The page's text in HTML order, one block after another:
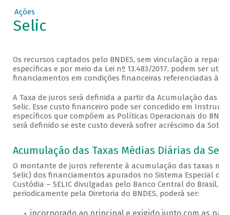
Ações
Selic
Os recursos captados pelo BNDES, sem vinculação a
específicas e por meio da Lei nº 13.483/2017, podem ser
financiamentos em condições financeiras referenciadas à
A Taxa de juros será definida a partir da Acumulação das
Selic. Esse custo financeiro pode ser concedido em
específicos que compõem as Políticas Operacionais do
será definido se este custo deverá sofrer acréscimo da
Acumulação das Taxas Médias Diárias da Selic
O montante de juros referente à acumulação das taxas
Selic) dos financiamentos apurados no Sistema Especial de
Custódia – SELIC divulgadas pelo Banco Central do Brasil,
periodicamente pela Diretoria do BNDES, poderá ser: